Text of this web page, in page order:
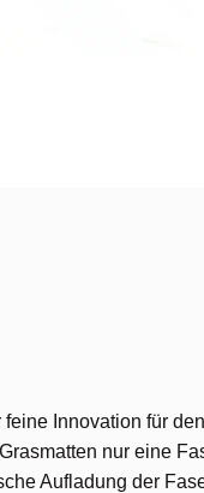
Innovation für
nur eine
Aufladung der